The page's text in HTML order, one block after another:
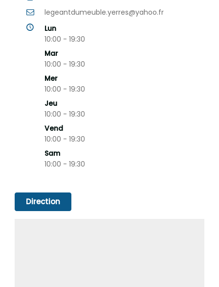
legeantdumeuble.yerres@yahoo.fr
Lun
10:00 - 19:30
Mar
10:00 - 19:30
Mer
10:00 - 19:30
Jeu
10:00 - 19:30
Vend
10:00 - 19:30
Sam
10:00 - 19:30
Direction